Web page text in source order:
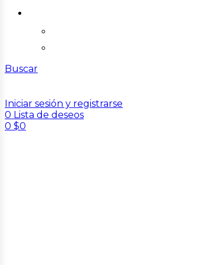
Buscar
Iniciar sesión y registrarse
0 Lista de deseos
0 $0